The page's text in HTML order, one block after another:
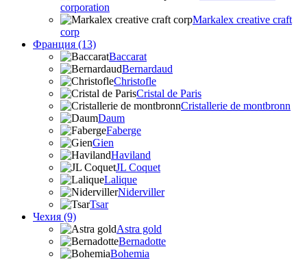
corporation
Markalex creative craft
corp
Франция (13)
Baccarat
Bernardaud
Christofle
Cristal de Paris
Cristallerie de montbronn
Daum
Faberge
Gien
Haviland
JL Coquet
Lalique
Niderviller
Tsar
Чехия (9)
Astra gold
Bernadotte
Bohemia